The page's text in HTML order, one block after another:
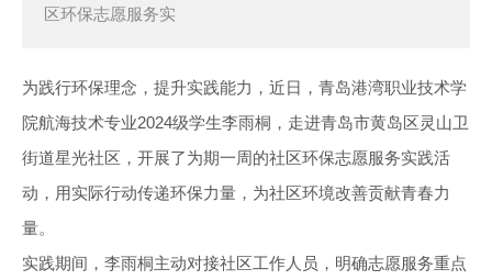
区环保志愿服务实
为践行环保理念，提升实践能力，近日，青岛港湾职业技术学
院航海技术专业2024级学生李雨桐，走进青岛市黄岛区灵山卫
街道星光社区，开展了为期一周的社区环保志愿服务实践活
动，用实际行动传递环保力量，为社区环境改善贡献青春力
量。
实践期间，李雨桐主动对接社区工作人员，明确志愿服务重点